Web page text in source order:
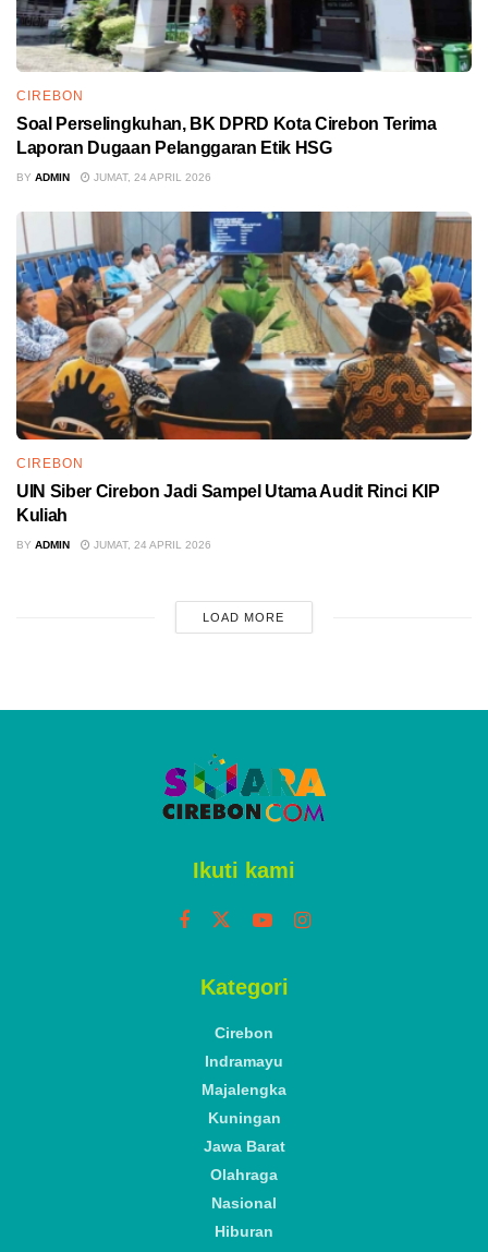
CIREBON
Soal Perselingkuhan, BK DPRD Kota Cirebon Terima
Laporan Dugaan Pelanggaran Etik HSG
BY ADMIN JUMAT, 24 APRIL 2026
CIREBON
UIN Siber Cirebon Jadi Sampel Utama Audit Rinci KIP
Kuliah
BY ADMIN JUMAT, 24 APRIL 2026
LOAD MORE
Lapak PKL di Kawasan
Stadion Bima Cirebon